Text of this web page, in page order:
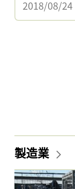
2018/08/24
製造業